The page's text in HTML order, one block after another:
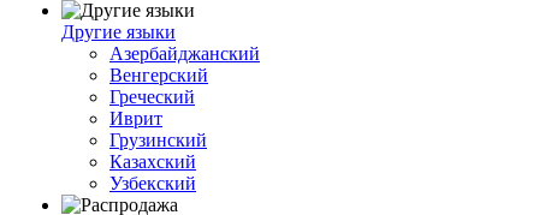
Другие языки
Азербайджанский
Венгерский
Греческий
Иврит
Грузинский
Казахский
Узбекский